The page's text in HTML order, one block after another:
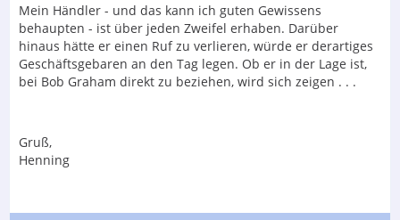
Mein Händler - und das kann ich guten Gewissens
behaupten - ist über jeden Zweifel erhaben. Darüber
hinaus hätte er einen Ruf zu verlieren, würde er derartiges
Geschäftsgebaren an den Tag legen. Ob er in der Lage ist,
bei Bob Graham direkt zu beziehen, wird sich zeigen . . .
Gruß,
Henning